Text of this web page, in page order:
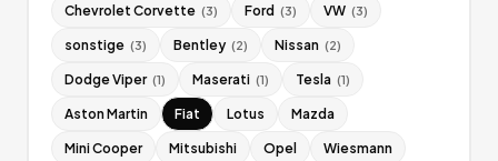
Chevrolet Corvette (3) Ford (3) VW (3)
sonstige (3) Bentley (2) Nissan (2)
Dodge Viper (1) Maserati (1) Tesla (1)
Aston Martin Fiat Lotus Mazda
Mini Cooper Mitsubishi Opel Wiesmann